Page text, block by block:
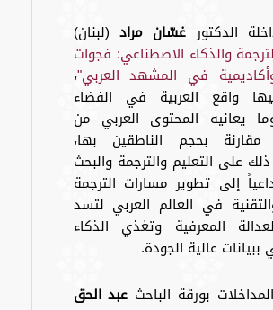
الدكتور غسّان مراد (لبنان)
والذكاء الاصطناعي: فجوات
في المشهد العربي"،
واقع العربية في الفضاء
يعانيه المحتوى العربي من
مقارنة بحجم الناطقين بها،
على التعليم والترجمة والبحث
إلى تطوير مسارات الترجمة
في العالم العربي لتسد
المعرفية وتغذي الذكاء
ببيانات عالية الجودة.
بورقة الباحث عبد الحق